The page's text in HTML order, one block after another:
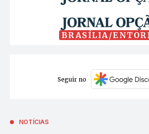
BRASÍLIA/
Seguir no
NOTÍCIAS